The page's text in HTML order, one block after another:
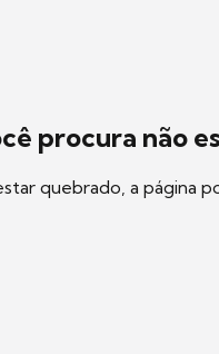
procura não
quebrado, a página